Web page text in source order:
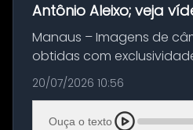
Antônio Aleixo; veja
Manaus – Imagens de
obtidas com
momento da fuga do
morte de Larissa Araújo,
ocorreu na noite deste
20/07/2026 10:56
Ouça o texto